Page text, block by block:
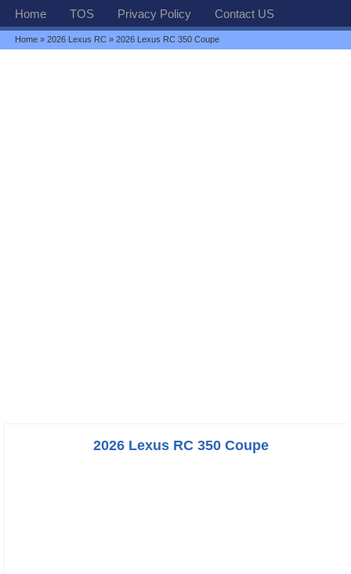
Home TOS Privacy Policy Contact US
Home »2026 Lexus RC » 2026 Lexus RC 350 Coupe
2026 Lexus RC 350 Coupe